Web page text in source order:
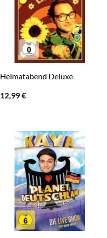
Heimatabend Deluxe
12,99€